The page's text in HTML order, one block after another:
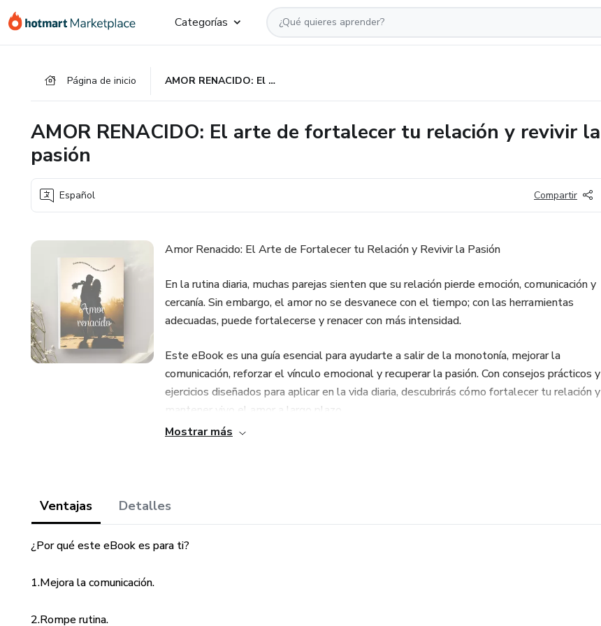
Categorías
Página de inicio AMOR RENACIDO: El arte de fortalecer tu relación y revivir la pasión
AMOR RENACIDO: El arte de fortalecer tu relación y revivir la
pasión
Español Compartir
Amor Renacido: El Arte de Fortalecer tu Relación y Revivir la Pasión
En la rutina diaria, muchas parejas sienten que su relación pierde emoción, comunicación y
cercanía. Sin embargo, el amor no se desvanece con el tiempo; con las herramientas
adecuadas, puede fortalecerse y renacer con más intensidad.
Este eBook es una guía esencial para ayudarte a salir de la monotonía, mejorar la
comunicación, reforzar el vínculo emocional y recuperar la pasión. Con consejos prácticos y
ejercicios diseñados para aplicar en la vida diaria, descubrirás cómo fortalecer tu relación y
mantener vivo el amor a largo plazo.
Mostrar más
Ventajas Detalles
¿Por qué este eBook es para ti?
1.Mejora la comunicación.
2.Rompe rutina.